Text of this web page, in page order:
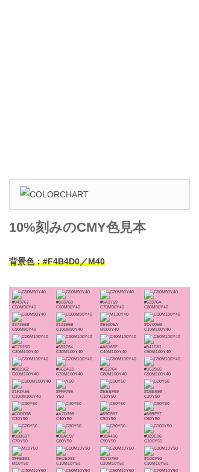
10%刻みのCMY色見本
背景色：#F4B4D0／M40
#943767
C50M90Y40
#803768
C60M90Y40
#6A3769
C70M90Y40
#52376A
C80M90Y40
#37386B
C90M90Y40
#10386B
C100M90Y40
#E5005A
M100Y40
#D7005B
C10M100Y40
#C7025D
C20M100Y40
#552764
C30M100Y40
#A6165F
C40M100Y40
#941C61
C50M100Y40
#802062
C60M100Y40
#6C2463
C70M100Y40
#552764
C80M100Y40
#3C2965
C90M100Y40
#1F2A66
C100M100Y40
#FFF799
Y50
#EEEF99
C10Y50
#D8E698
C20Y50
#C0DD98
C30Y50
#A7D398
C40Y50
#89C997
C50Y50
#66BF97
C60Y50
#35B597
C70Y50
#00AC97
C80Y50
#00A496
C90Y50
#009E96
C100Y50
#FFE893
M10Y50
#ECE093
C10M10Y50
#D7D793
C20M10Y50
#C0CF92
C30M10Y50